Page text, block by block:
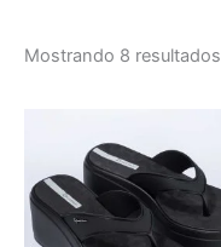
Mostrando 8 resultados